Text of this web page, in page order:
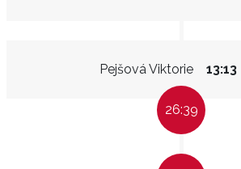
Pejšová Viktorie 13:13
26:39